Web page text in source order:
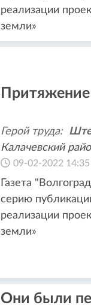
реализации
земли»
Герой труда:
Калачевский
09-02-2022 14:35
Газета
серию
реализации
земли»
Они были